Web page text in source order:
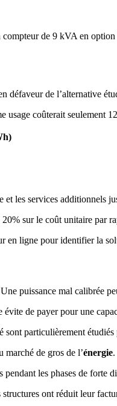
de 9 kVA en
défaveur de l’alternative
coûterait seulement
les services additionnels
sur le coût unitaire par
en ligne pour identifier la
puissance mal calibrée
évite de payer pour une
particulièrement
marché de gros de l’énergie.
les phases de forte
ont réduit leur